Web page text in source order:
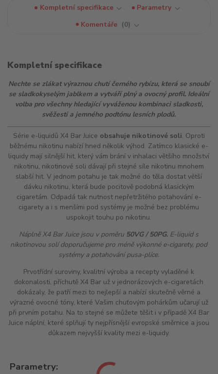
Kompletní specifikace
Parametry
Komentáře
0
Kompletní specifikace
Nechte se zlákat výraznou chutí černého rybízu, která se snoubí
se sladkokyselým jablkem a vytváří plný a ovocný profil. Ideální
volba pro všechny hledající vyváženou kombinaci sladkosti,
svěžesti a jemného podtónu lesních plodů.
Série e-liquidů X4 Bar Juice obsahuje nikotinové soli. Oproti
běžnému nikotinu nabízí hned několik výhod. Zatímco klasické e-
liquidy mají silnější hit, který vám brání v inhalaci většího množství
nikotinu, nikotinové soli dávají při stejné síle nikotinu mnohem
slabší hit. V jednom potahu je tak možné do těla dostat větší
dávku nikotinu, která bude pocitově podobná klasickým
cigaretám. Odpadá tak nutnost nepřetržitého potahování e-
cigarety a i s menšími pod systémy je možné bez problému
uspokojit touhu po nikotinu.
Náplně X4 Bar Juice jsou v poměru 50VG / 50PG. E-liquid s
nikotinovou solí doporučujeme pro méně výkonné e-cigarety, pod
systémy a potahování pusa-plíce.
Prvotřídní suroviny, kvalitní výroba a recepty vyladěné k
dokonalosti, příchutě X4 Bar už v jednorázových e-cigaretách
dokázaly, že patří mezi to nejlepší a nabízí skutečně věrné a
výrazné ovocné tóny, které Vašim chuťovým pohárkům učarují už
při prvním potahu. Na to stejné se můžete těšit i v případě X4 Bar
Juice náplní, které splňují ty nejpřísnější evropské směrnice a jsou
důkazem nejvyšší kvality mezi e-liquidy.
Parametry: